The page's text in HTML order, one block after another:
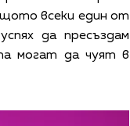
всеки един от
да пресъздам
могат да чуят в